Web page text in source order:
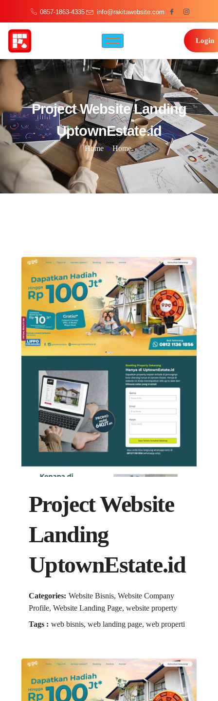
0857-1863-4335 info@rakitawebsite.com
Login
Project Website Landing
UptownEstate.id
Home » Home
Project Website
Landing
UptownEstate.id
Categories: Website Bisnis, Website Company
Profile, Website Landing Page, website property
Tags : web bisnis, web landing page, web properti